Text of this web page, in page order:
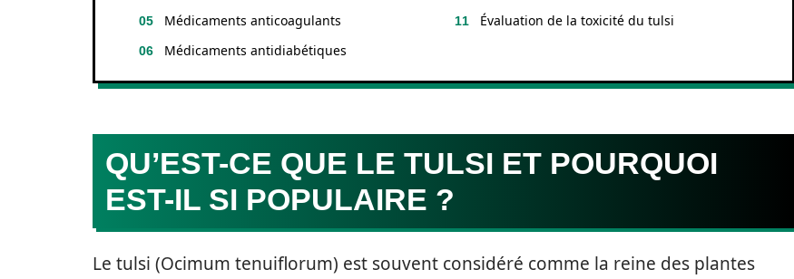
Médicaments anticoagulants
Médicaments antidiabétiques
Évaluation de la toxicité du tulsi
QU’EST-CE QUE LE TULSI ET POURQUOI
EST-IL SI POPULAIRE ?
Le tulsi (Ocimum tenuiflorum) est souvent considéré comme la reine des plantes